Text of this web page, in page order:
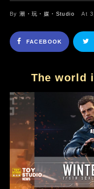
By潮・玩・媒・Studio At
FACEBOOK
The world